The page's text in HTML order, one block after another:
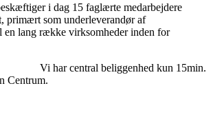
i dag 15 faglærte medarbejdere
primært som underleverandør af
en lang række virksomheder inden for
Vi har central beliggenhed kun 15min.
Centrum.